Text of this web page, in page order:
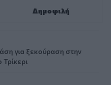
Δημοφιλή
για ξεκούραση στην